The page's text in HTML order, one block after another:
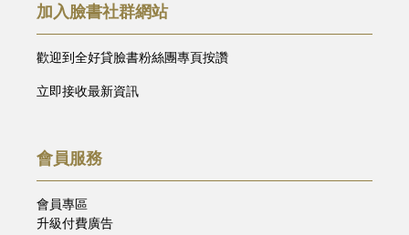
加入臉書社群網站
歡迎到全好貸臉書粉絲團專頁按讚
立即接收最新資訊
會員服務
會員專區
升級付費廣告